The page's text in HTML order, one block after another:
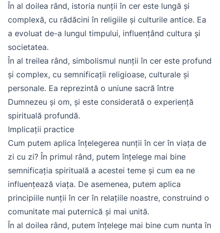
În al doilea rând, istoria nunții în cer este lungă și
complexă, cu rădăcini în religiile și culturile antice. Ea
a evoluat de-a lungul timpului, influențând cultura și
societatea.
În al treilea rând, simbolismul nunții în cer este profund
și complex, cu semnificații religioase, culturale și
personale. Ea reprezintă o uniune sacră între
Dumnezeu și om, și este considerată o experiență
spirituală profundă.
Implicații practice
Cum putem aplica înțelegerea nunții în cer în viața de
zi cu zi? În primul rând, putem înțelege mai bine
semnificația spirituală a acestei teme și cum ea ne
influențează viața. De asemenea, putem aplica
principiile nunții în cer în relațiile noastre, construind o
comunitate mai puternică și mai unită.
În al doilea rând, putem înțelege mai bine cum nunta în